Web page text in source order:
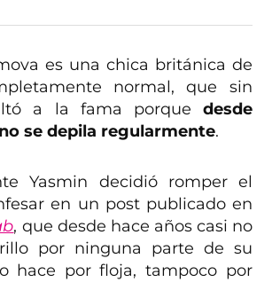
es una chica británica de
normal, que sin
a la fama porque desde
se depila regularmente.
Yasmin decidió romper el
en un post publicado en
, que desde hace años casi no
por ninguna parte de su
hace por floja, tampoco por